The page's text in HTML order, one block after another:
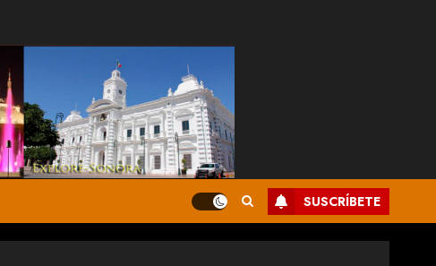
SUSCRÍBETE